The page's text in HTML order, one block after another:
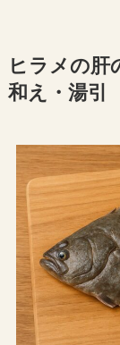
ヒラメの肝
和え・湯引